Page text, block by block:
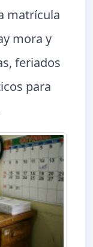
matrícula
mora y
feriados
para